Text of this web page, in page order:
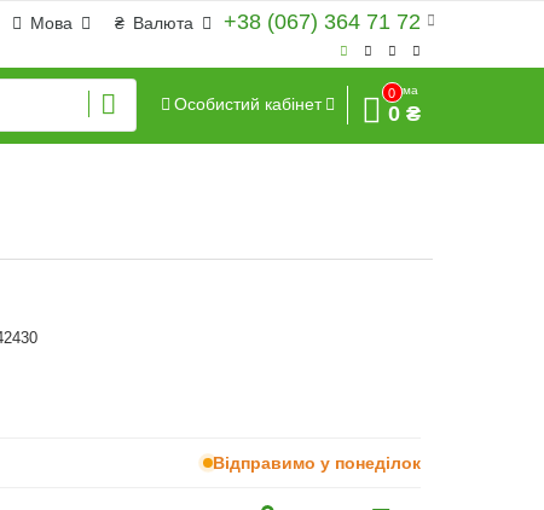
+38 (067) 364 71 72
₴ Валюта
Мова
Особистий кабінет
0
Сума
0 ₴
Відправимо у понеділок